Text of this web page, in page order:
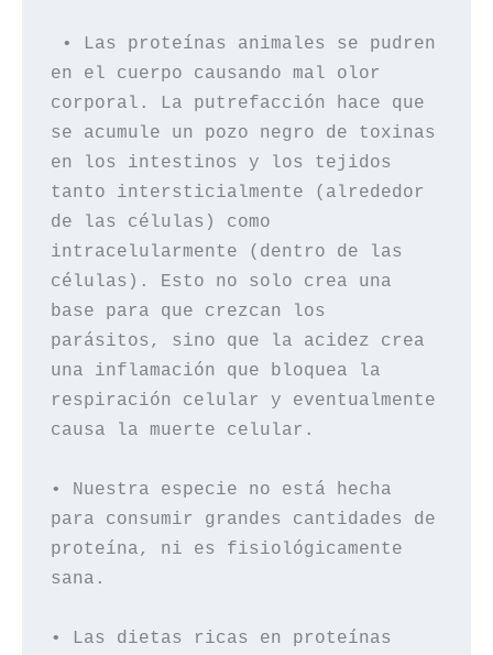
en el cuerpo causando mal olor
corporal. La putrefacción hace que
se acumule un pozo negro de toxinas
en los intestinos y los tejidos
tanto intersticialmente (alrededor
de las células) como
intracelularmente (dentro de las
células). Esto no solo crea una
base para que crezcan los
parásitos, sino que la acidez crea
una inflamación que bloquea la
respiración celular y eventualmente
causa la muerte celular.
• Nuestra especie no está hecha
para consumir grandes cantidades de
proteína, ni es fisiológicamente
sana.
• Las dietas ricas en proteínas